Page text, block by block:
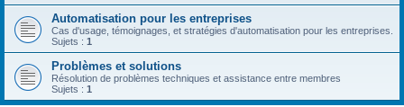
Automatisation pour les entreprises
Cas d'usage, témoignages, et stratégies d'automatisation pour les entreprises.
Sujets : 1
Problèmes et solutions
Résolution de problèmes techniques et assistance entre membres
Sujets : 1